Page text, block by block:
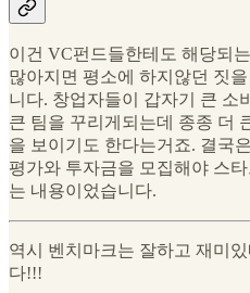
이건 VC펀드들한테도 해당되
많아지면 평소에 하지않던 짓
니다. 창업자들이 갑자기 큰 소
큰 팀을 꾸리게되는데 종종 더
을 보이기도 한다는거죠. 결국
평가와 투자금을 모집해야 스
는 내용이었습니다.
역시 벤치마크는 잘하고 재미
다!!!